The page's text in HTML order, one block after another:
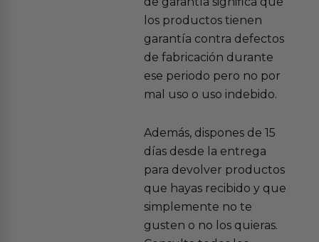
los productos tienen
garantía contra defectos
de fabricación durante
ese periodo pero no por
mal uso o uso indebido.
Además, dispones de 15
días desde la entrega
para devolver productos
que hayas recibido y que
simplemente no te
gusten o no los quieras.